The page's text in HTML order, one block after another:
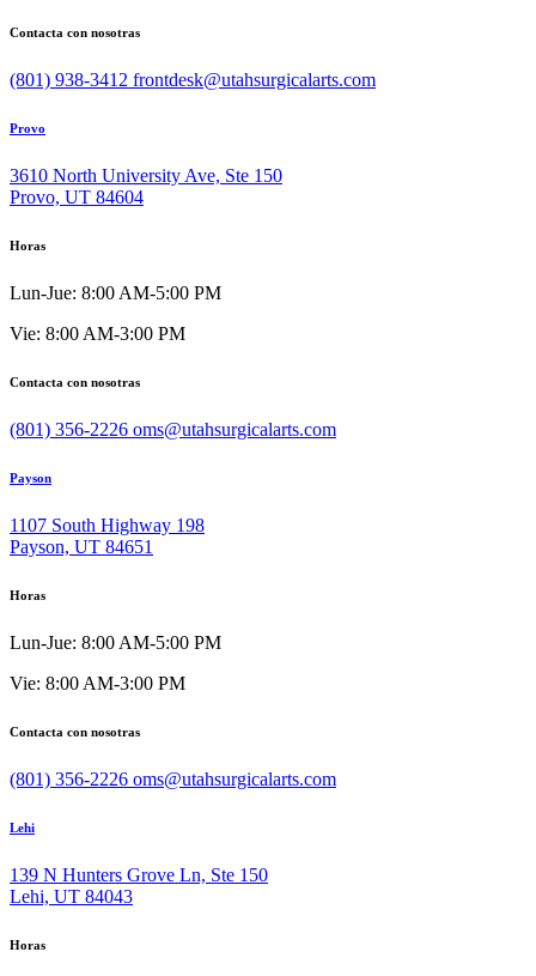
Contacta con nosotras
(801) 938-3412 frontdesk@utahsurgicalarts.com
Provo
3610 North University Ave, Ste 150
Provo, UT 84604
Horas
Lun-Jue: 8:00 AM-5:00 PM
Vie: 8:00 AM-3:00 PM
Contacta con nosotras
(801) 356-2226 oms@utahsurgicalarts.com
Payson
1107 South Highway 198
Payson, UT 84651
Horas
Lun-Jue: 8:00 AM-5:00 PM
Vie: 8:00 AM-3:00 PM
Contacta con nosotras
(801) 356-2226 oms@utahsurgicalarts.com
Lehi
139 N Hunters Grove Ln, Ste 150
Lehi, UT 84043
Horas